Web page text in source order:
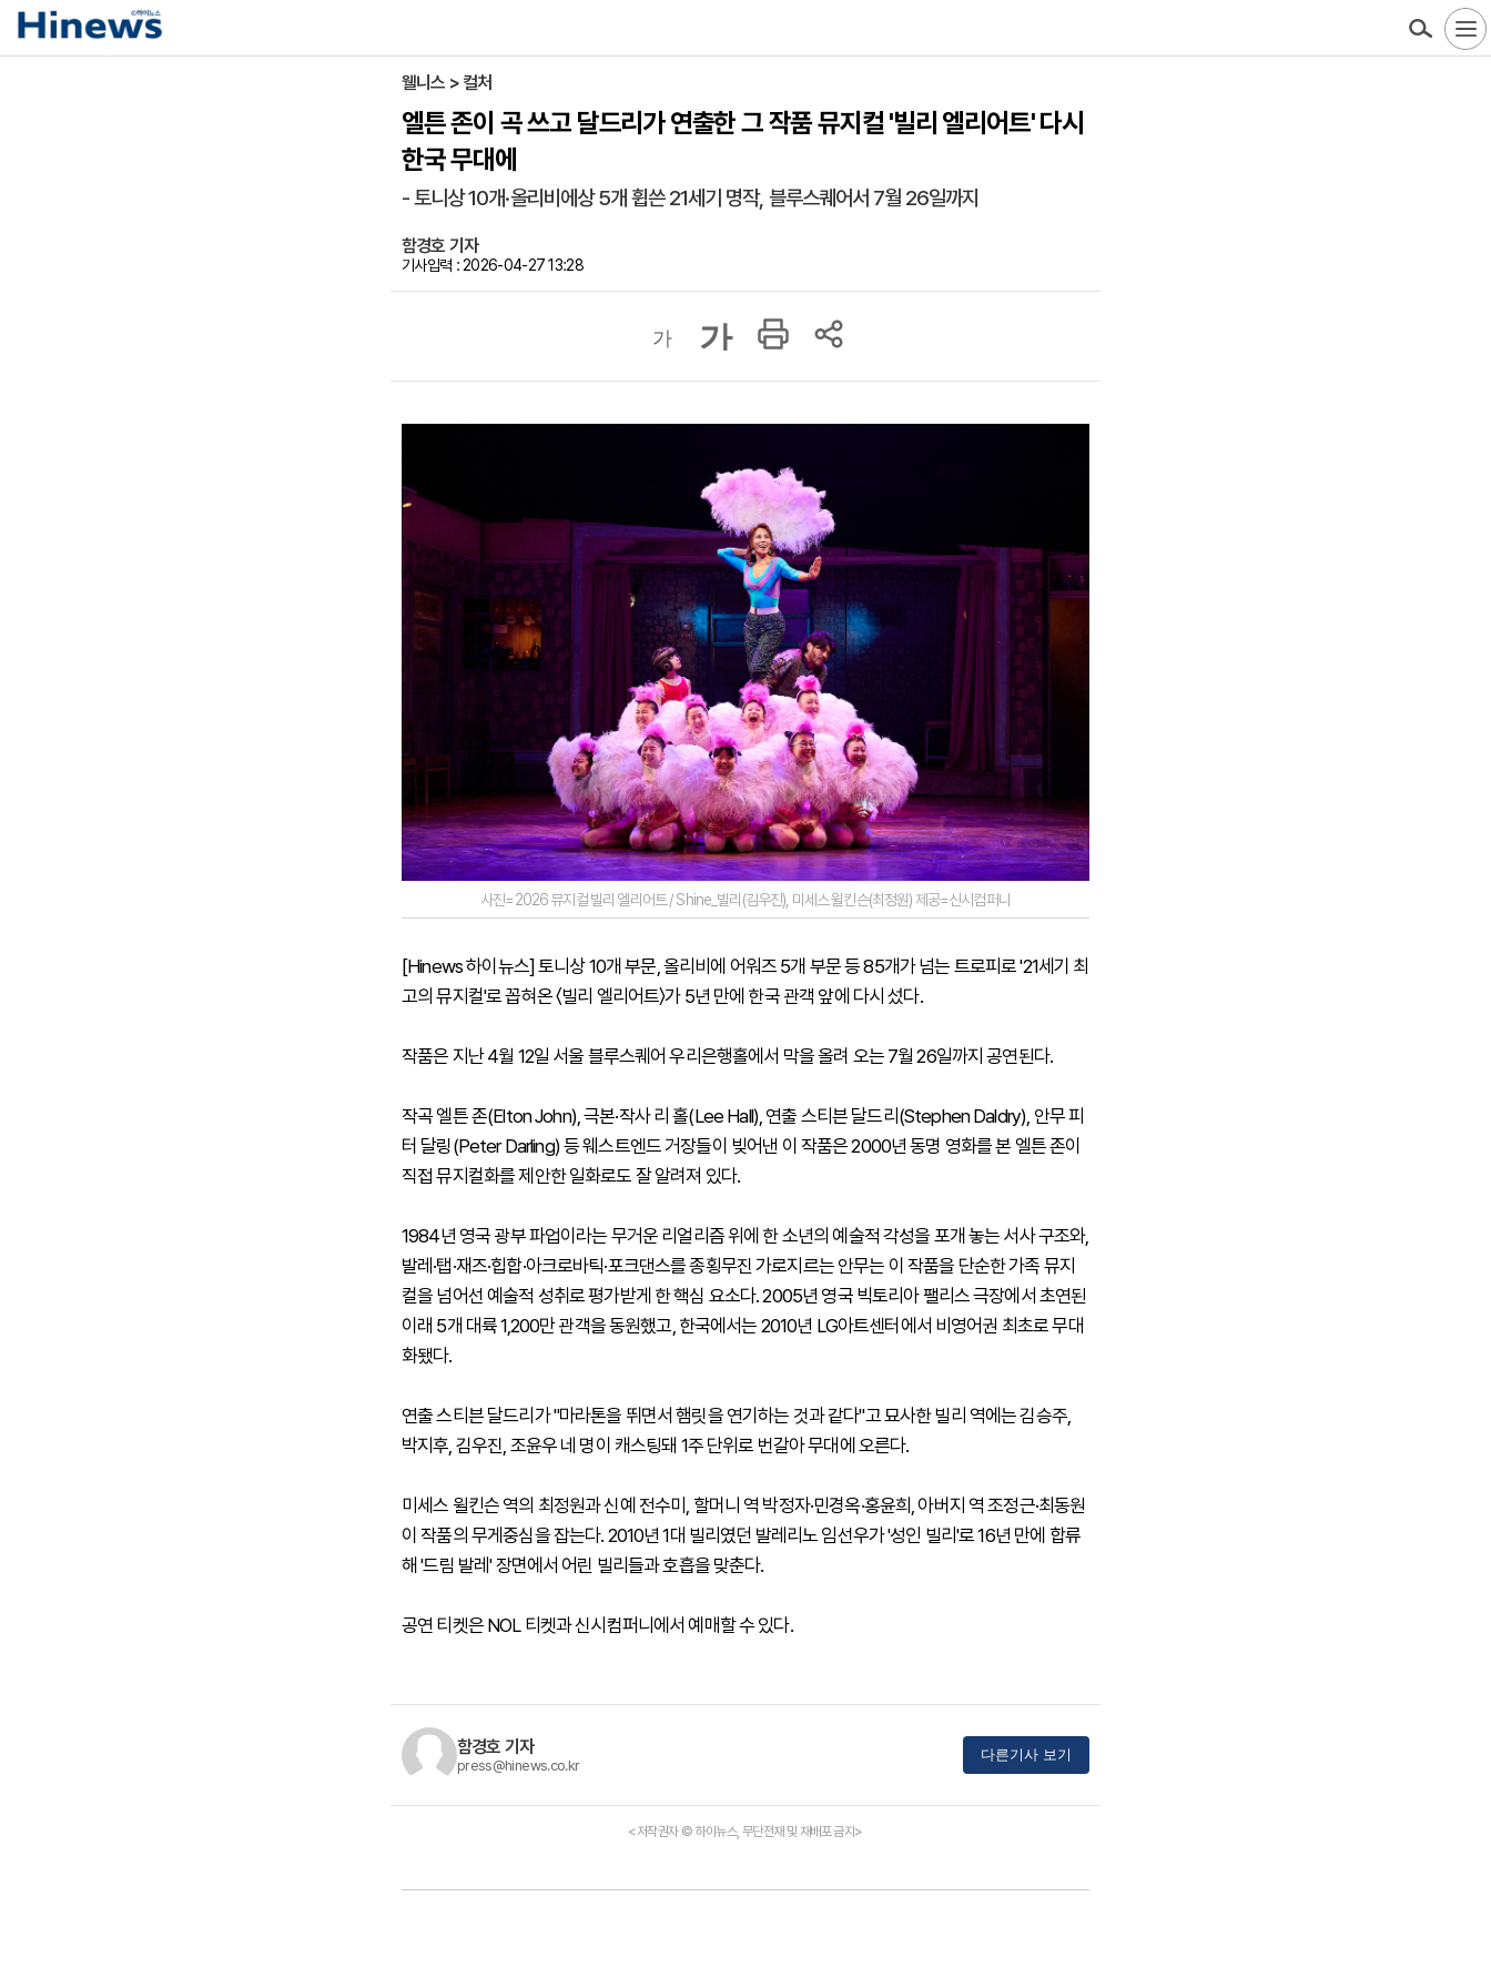
웰니스 > 컬처
엘튼 존이 곡 쓰고 달드리가 연출한 그 작품 뮤지컬 '빌리 엘리어트' 다시
한국 무대에
- 토니상 10개·올리비에상 5개 휩쓴 21세기 명작, 블루스퀘어서 7월 26일까지
함경호 기자
기사입력 : 2026-04-27 13:28
가 가
사진=2026 뮤지컬 빌리 엘리어트 / Shine_빌리(김우진), 미세스 윌킨슨(최정원) 제공=신시컴퍼니
[Hinews 하이뉴스] 토니상 10개 부문, 올리비에 어워즈 5개 부문 등 85개가 넘는 트로피로 '21세기 최
고의 뮤지컬'로 꼽혀온 〈빌리 엘리어트〉가 5년 만에 한국 관객 앞에 다시 섰다.
작품은 지난 4월 12일 서울 블루스퀘어 우리은행홀에서 막을 올려 오는 7월 26일까지 공연된다.
작곡 엘튼 존(Elton John), 극본·작사 리 홀(Lee Hall), 연출 스티븐 달드리(Stephen Daldry), 안무 피
터 달링(Peter Darling) 등 웨스트엔드 거장들이 빚어낸 이 작품은 2000년 동명 영화를 본 엘튼 존이
직접 뮤지컬화를 제안한 일화로도 잘 알려져 있다.
1984년 영국 광부 파업이라는 무거운 리얼리즘 위에 한 소년의 예술적 각성을 포개 놓는 서사 구조와,
발레·탭·재즈·힙합·아크로바틱·포크댄스를 종횡무진 가로지르는 안무는 이 작품을 단순한 가족 뮤지
컬을 넘어선 예술적 성취로 평가받게 한 핵심 요소다. 2005년 영국 빅토리아 팰리스 극장에서 초연된
이래 5개 대륙 1,200만 관객을 동원했고, 한국에서는 2010년 LG아트센터에서 비영어권 최초로 무대
화됐다.
연출 스티븐 달드리가 "마라톤을 뛰면서 햄릿을 연기하는 것과 같다"고 묘사한 빌리 역에는 김승주,
박지후, 김우진, 조윤우 네 명이 캐스팅돼 1주 단위로 번갈아 무대에 오른다.
미세스 윌킨슨 역의 최정원과 신예 전수미, 할머니 역 박정자·민경옥·홍윤희, 아버지 역 조정근·최동원
이 작품의 무게중심을 잡는다. 2010년 1대 빌리였던 발레리노 임선우가 '성인 빌리'로 16년 만에 합류
해 '드림 발레' 장면에서 어린 빌리들과 호흡을 맞춘다.
공연 티켓은 NOL 티켓과 신시컴퍼니에서 예매할 수 있다.
함경호 기자
press@hinews.co.kr
다른기사 보기
<저작권자 © 하이뉴스, 무단전재 및 재배포 금지>